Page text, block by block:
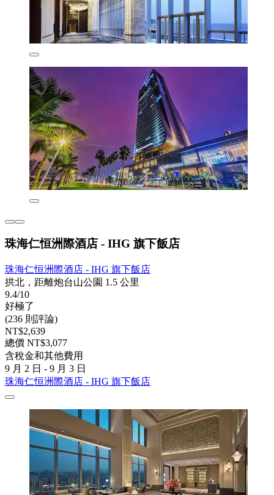
珠海仁恒洲際酒店 - IHG 旗下飯店
珠海仁恒洲際酒店 - IHG 旗下飯店
拱北，距離炮台山公園 1.5 公里
9.4/10
好極了
(236 則評論)
NT$2,639
總價 NT$3,077
含稅金和其他費用
9 月 2 日 - 9 月 3 日
珠海仁恒洲際酒店 - IHG 旗下飯店